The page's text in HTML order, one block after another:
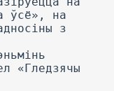
ўсё», на
з
«Гледзячы